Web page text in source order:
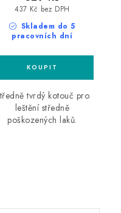
Skladem do 5
pracovních dní
437 Kč bez DPH
tvrdý kotouč pro
leštění středně
poškozených laků.